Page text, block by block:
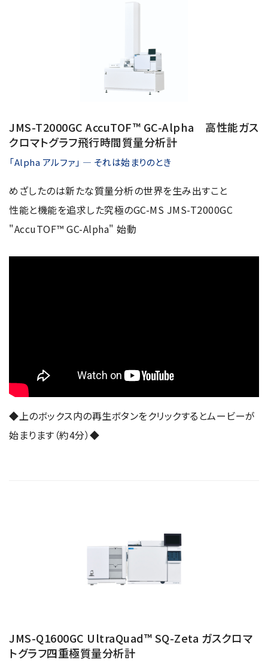
JMS-T2000GC AccuTOF™ GC-Alpha 高性能ガス
クロマトグラフ飛行時間質量分析計
「Alpha アルファ」 ― それは始まりのとき
めざしたのは新たな質量分析の世界を生み出すこと
性能と機能を追求した究極のGC-MS JMS-T2000GC
"AccuTOF™ GC-Alpha" 始動
◆上のボックス内の再生ボタンをクリックするとムービーが
始まります（約4分）◆
JMS-Q1600GC UltraQuad™ SQ-Zeta ガスクロマ
トグラフ四重極質量分析計